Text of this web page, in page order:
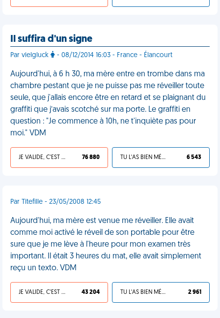
Il suffira d'un signe
Par vielgluck - 08/12/2014 16:03 - France - Élancourt
Aujourd'hui, à 6 h 30, ma mère entre en trombe dans ma
chambre pestant que je ne puisse pas me réveiller toute
seule, que j'allais encore être en retard et se plaignant du
graffiti que j’avais scotché sur ma porte. Le graffiti en
question : "Je commence à 10h, ne t'inquiète pas pour
moi." VDM
JE VALIDE, C'EST UNE VDM 76 880 TU L'AS BIEN MÉRITÉ 6 543
Par Titefille - 23/05/2008 12:45
Aujourd'hui, ma mère est venue me réveiller. Elle avait
comme moi activé le réveil de son portable pour être
sure que je me lève à l'heure pour mon examen très
important. Il était 3 heures du mat, elle avait simplement
reçu un texto. VDM
JE VALIDE, C'EST UNE VDM 43 204 TU L'AS BIEN MÉRITÉ 2 961